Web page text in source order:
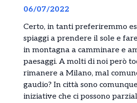
06/07/2022
Certo, in tanti preferiremmo
spiaggi a prendere il sole e
in montagna a camminare e
paesaggi. A molti di noi però
rimanere a Milano, mal
gaudio? In città sono
iniziative che ci possono